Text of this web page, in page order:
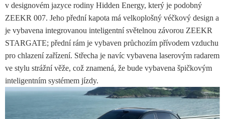
v designovém jazyce rodiny Hidden Energy, který je podobný
ZEEKR 007. Jeho přední kapota má velkoplošný véčkový design a
je vybavena integrovanou inteligentní světelnou závorou ​​ZEEKR
STARGATE; přední rám je vybaven průchozím přívodem vzduchu
pro chlazení zařízení. Střecha je navíc vybavena laserovým radarem
ve stylu strážní věže, což znamená, že bude vybavena špičkovým
inteligentním systémem jízdy.